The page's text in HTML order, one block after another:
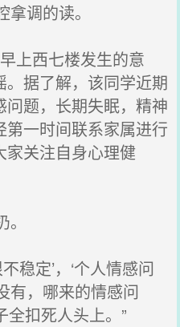
调的读。
上西七楼发生的意
据了解，该同学近期
题，长期失眠，精神
一时间联系家属进行
家关注自身心理健
稳定’，‘个人情感问
有，哪来的情感问
扣死人头上。”